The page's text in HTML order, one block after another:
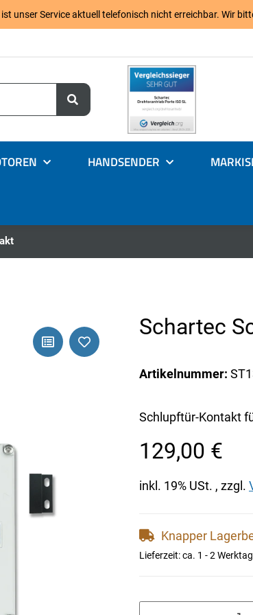
unser Service aktuell telefonisch nicht erreichbar. Wir
HANDSENDER
Schartec
Artikelnummer:
Schlupftür-Kontakt
129,00 €
inkl. 19% USt. , zzgl.
Knapper
Lieferzeit:ca. 1 - 2